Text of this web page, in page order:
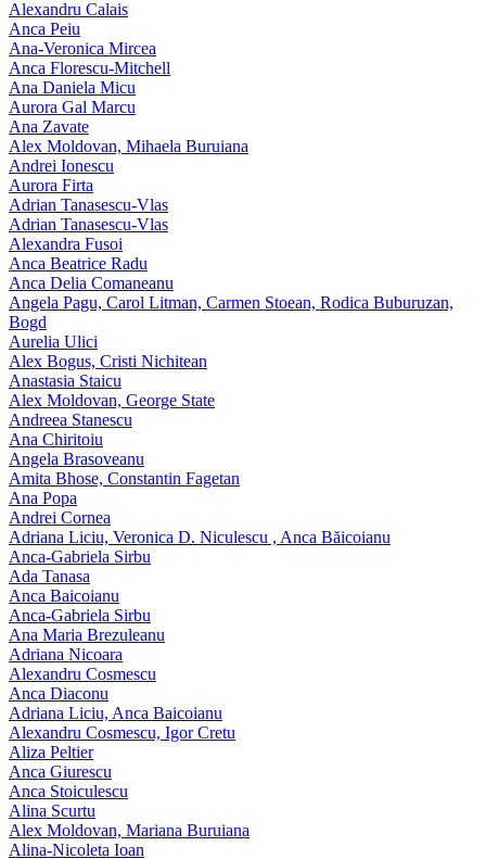
Alexandru Calais
Anca Peiu
Ana-Veronica Mircea
Anca Florescu-Mitchell
Ana Daniela Micu
Aurora Gal Marcu
Ana Zavate
Alex Moldovan, Mihaela Buruiana
Andrei Ionescu
Aurora Firta
Adrian Tanasescu‑Vlas
Adrian Tanasescu-Vlas
Alexandra Fusoi
Anca Beatrice Radu
Anca Delia Comaneanu
Angela Pagu, Carol Litman, Carmen Stoean, Rodica Buburuzan,
Bogd
Aurelia Ulici
Alex Bogus, Cristi Nichitean
Anastasia Staicu
Alex Moldovan, George State
Andreea Stanescu
Ana Chiritoiu
Angela Brasoveanu
Amita Bhose, Constantin Fagetan
Ana Popa
Andrei Cornea
Adriana Liciu, Veronica D. Niculescu , Anca Băicoianu
Anca‑Gabriela Sirbu
Ada Tanasa
Anca Baicoianu
Anca-Gabriela Sirbu
Ana Maria Brezuleanu
Adriana Nicoara
Alexandru Cosmescu
Anca Diaconu
Adriana Liciu, Anca Baicoianu
Alexandru Cosmescu, Igor Cretu
Aliza Peltier
Anca Giurescu
Anca Stoiculescu
Alina Scurtu
Alex Moldovan, Mariana Buruiana
Alina-Nicoleta Ioan